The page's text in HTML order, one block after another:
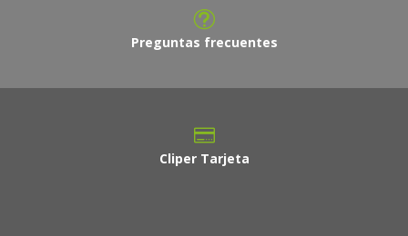
Preguntas frecuentes
Cliper Tarjeta